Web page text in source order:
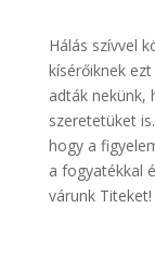
Hálás szívvel
kísérőiknek
adták nekünk,
szeretetüket
hogy a
a fogyatékkal
várunk Titeket!